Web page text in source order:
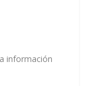
información